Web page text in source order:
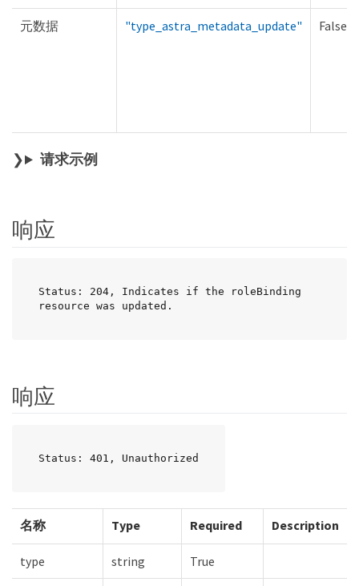
元数据 "type_astra_metadata_update" False
请求示例
响应
Status: 204, Indicates if the roleBinding
resource was updated.
响应
Status: 401, Unauthorized
名称 Type Required Description
type string True